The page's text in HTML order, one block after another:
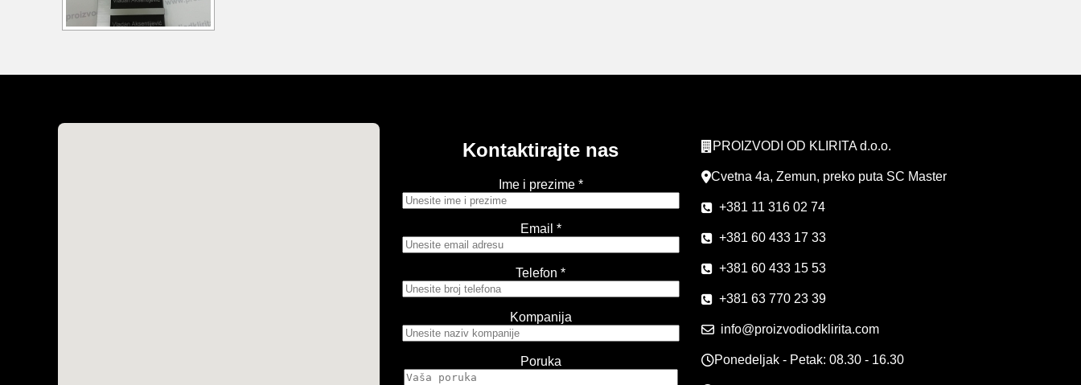
Kontaktirajte nas
Ime i prezime *
Email *
Telefon *
Kompanija
Poruka
PROIZVODI OD KLIRITA d.o.o.
Cvetna 4a, Zemun, preko puta SC Master
+381 11 316 02 74
+381 60 433 17 33
+381 60 433 15 53
+381 63 770 23 39
info@proizvodiodklirita.com
Ponedeljak - Petak: 08.30 - 16.30